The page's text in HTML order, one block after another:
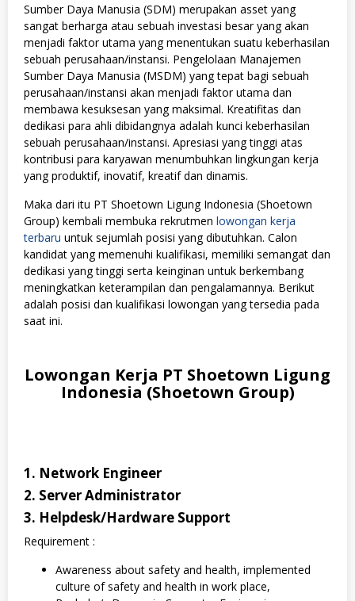
Sumber Daya Manusia (SDM) merupakan asset yang
sangat berharga atau sebuah investasi besar yang akan
menjadi faktor utama yang menentukan suatu keberhasilan
sebuah perusahaan/instansi. Pengelolaan Manajemen
Sumber Daya Manusia (MSDM) yang tepat bagi sebuah
perusahaan/instansi akan menjadi faktor utama dan
membawa kesuksesan yang maksimal. Kreatifitas dan
dedikasi para ahli dibidangnya adalah kunci keberhasilan
sebuah perusahaan/instansi. Apresiasi yang tinggi atas
kontribusi para karyawan menumbuhkan lingkungan kerja
yang produktif, inovatif, kreatif dan dinamis.
Maka dari itu PT Shoetown Ligung Indonesia (Shoetown
Group) kembali membuka rekrutmen lowongan kerja
terbaru untuk sejumlah posisi yang dibutuhkan. Calon
kandidat yang memenuhi kualifikasi, memiliki semangat dan
dedikasi yang tinggi serta keinginan untuk berkembang
meningkatkan keterampilan dan pengalamannya. Berikut
adalah posisi dan kualifikasi lowongan yang tersedia pada
saat ini.
Lowongan Kerja PT Shoetown Ligung
Indonesia (Shoetown Group)
1. Network Engineer
2. Server Administrator
3. Helpdesk/Hardware Support
Requirement :
Awareness about safety and health, implemented
culture of safety and health in work place,